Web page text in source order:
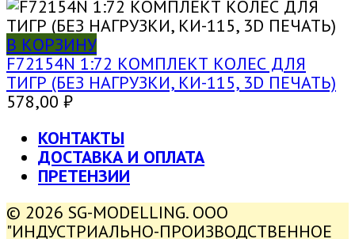
В КОРЗИНУ
F72154N 1:72 КОМПЛЕКТ КОЛЕС ДЛЯ
ТИГР (БЕЗ НАГРУЗКИ, КИ-115, 3D ПЕЧАТЬ)
578,00 ₽
КОНТАКТЫ
ДОСТАВКА И ОПЛАТА
ПРЕТЕНЗИИ
© 2026 SG-MODELLING. ООО
"ИНДУСТРИАЛЬНО-ПРОИЗВОДСТВЕННОЕ